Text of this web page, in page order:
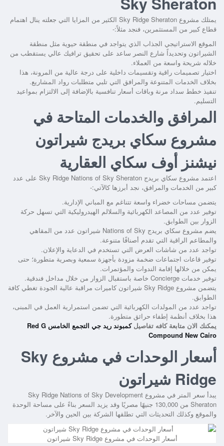
يمتلك مشروع ‏Sky Ridge Sheraton
الكثير من المزايا التي جعلته ينال اهتمام
قطاع كبير من المستثمرين، فنجد مثلاً:-
الموقع الاستراتيجي الجذاب الذي يتواجد في منطقة حيوية مثل منطقة
الشيراتون وتحديداً شارع النصر ساعد على تحقيق ترافيك عالي يستقطب من
خلاله شريحة واسعة من العملاء.
اختيار تصميمات راقية وتقسيمات داخلية على درجة عالية من المرونة، هذا
بخلاف الخدمات المتنوعة والمرافق التي تلبي متطلبات رواد المشاريع.
تنفيذ خطط سداد مرنة وباقات أسعار تنافسية بالإضافة إلى الالتزام بمواعيد
التسليم.
المرافق والخدمات المتاحة في
مشروع سكاي بريدج شيراتون
نيشنز أوف سكاي العقارية
اعتمد مشروع سكاي بريدج Sky Ridge Nations of Sky Sheraton
على عدد
كبير من الخدمات والمرافق، نجد أبرزها كالآتي:-
يتضمن مساحات خضراء واسعة تتناغم مع المباني الإدارية.
توفير عدد من المصاعد الكهربائية والسلالم الهيدروليكية التي تسهل حركة
الزوار بين الطوابق.
يضم مشروع سكاي بريدج Nations of Sky شيراتون
عدد من المقاهي
والمطاعم الراقية التي تقدم أصنافًا متنوعة.
تواجد عدد من شاشات العرض التي تستخدم في الدعاية والإعلان.
توفير قاعات اجتماعات ضخمة مزودة بأجهزة سمعية وبصرية متطورة؛ حتى
يمكن من خلالها إقامة الندوات والمؤتمرات.
توفير خدمات Concierge خاصة باستقبال الزوار من خلال مداخل فندقية.
يتضمن مشروع ‏Sky Ridge شيراتون
كاميرات مراقبة عالية الجودة تغطي كافة
الطوابق.
تواجد عدد من المولدات الكهربائية التي تضمن استمرارية العمل في المبنى،
هذا بخلاف أنظمة إطفاء حرائق متطورة.
يمكنك الان متابعة كافه تفاصيل
كمبوند ريد جي التجمع الخامس Red G
Compound New Cairo
أسعار الوحدات في مشروع ‏Sky
Ridge شيراتون
يبدأ سعر المتر في
مشروع Sky Ridge Nations of Sky Development
Sheraton
من 130,000 جنيهًا مصريًا وقد يزيد السعر بناءً على مساحة الوحدة
والموقع وكذلك التحديثات التي تطلقها الشركة بين الحين والآخر.
أسعار الوحدات في مشروع ‏Sky Ridge شيراتون